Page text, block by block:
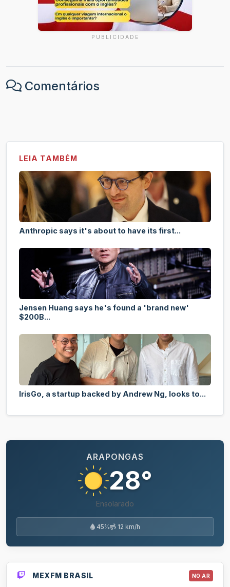
PUBLICIDADE
Comentários
LEIA TAMBÉM
Anthropic says it's about to have its first...
Jensen Huang says he's found a 'brand new'
$200B...
IrisGo, a startup backed by Andrew Ng, looks to...
ARAPONGAS
28°
Ensolarado
45% 12 km/h
MEXFM BRASIL NO AR